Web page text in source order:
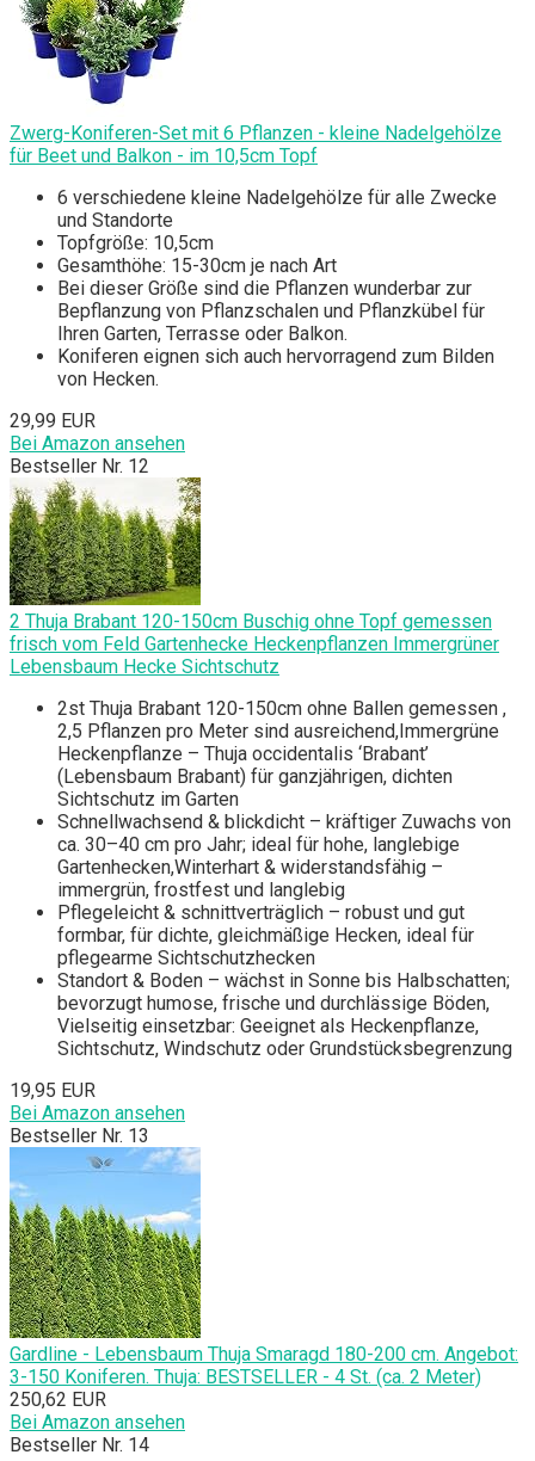
Zwerg-Koniferen-Set mit 6 Pflanzen - kleine Nadelgehölze
für Beet und Balkon - im 10,5cm Topf
6 verschiedene kleine Nadelgehölze für alle Zwecke
und Standorte
Topfgröße: 10,5cm
Gesamthöhe: 15-30cm je nach Art
Bei dieser Größe sind die Pflanzen wunderbar zur
Bepflanzung von Pflanzschalen und Pflanzkübel für
Ihren Garten, Terrasse oder Balkon.
Koniferen eignen sich auch hervorragend zum Bilden
von Hecken.
29,99 EUR
Bei Amazon ansehen
Bestseller Nr. 12
2 Thuja Brabant 120-150cm Buschig ohne Topf gemessen
frisch vom Feld Gartenhecke Heckenpflanzen Immergrüner
Lebensbaum Hecke Sichtschutz
2st Thuja Brabant 120-150cm ohne Ballen gemessen ,
2,5 Pflanzen pro Meter sind ausreichend,Immergrüne
Heckenpflanze – Thuja occidentalis ‘Brabant’
(Lebensbaum Brabant) für ganzjährigen, dichten
Sichtschutz im Garten
Schnellwachsend & blickdicht – kräftiger Zuwachs von
ca. 30–40 cm pro Jahr; ideal für hohe, langlebige
Gartenhecken,Winterhart & widerstandsfähig –
immergrün, frostfest und langlebig
Pflegeleicht & schnittverträglich – robust und gut
formbar, für dichte, gleichmäßige Hecken, ideal für
pflegearme Sichtschutzhecken
Standort & Boden – wächst in Sonne bis Halbschatten;
bevorzugt humose, frische und durchlässige Böden,
Vielseitig einsetzbar: Geeignet als Heckenpflanze,
Sichtschutz, Windschutz oder Grundstücksbegrenzung
19,95 EUR
Bei Amazon ansehen
Bestseller Nr. 13
Gardline - Lebensbaum Thuja Smaragd 180-200 cm. Angebot:
3-150 Koniferen. Thuja: BESTSELLER - 4 St. (ca. 2 Meter)
250,62 EUR
Bei Amazon ansehen
Bestseller Nr. 14